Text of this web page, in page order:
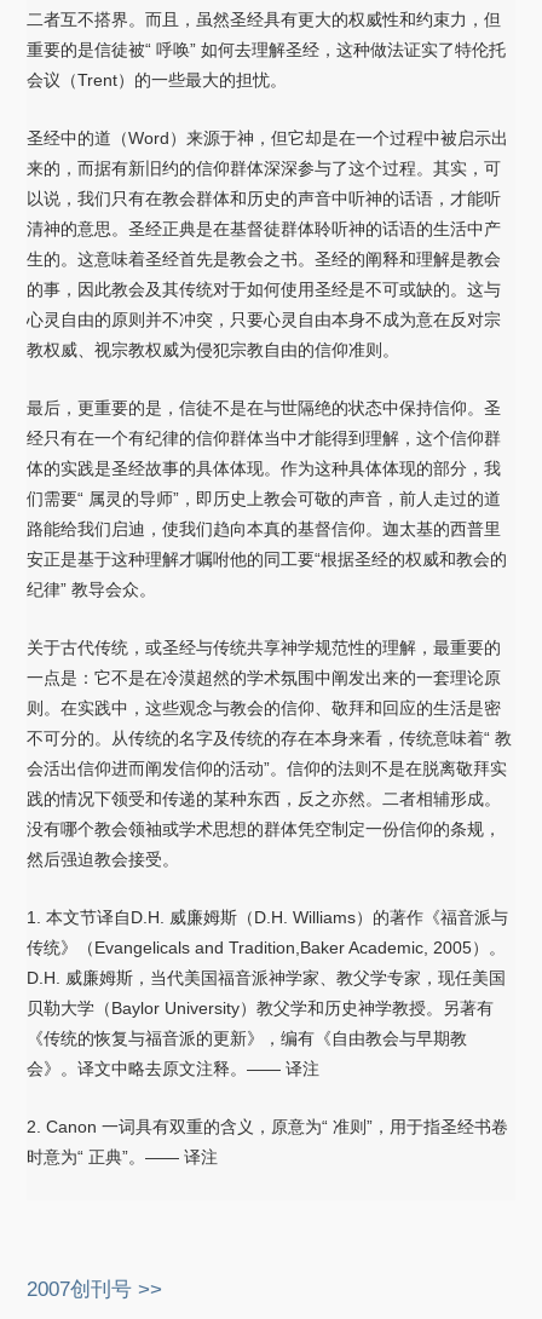
二者互不搭界。而且，虽然圣经具有更大的权威性和约束力，但
重要的是信徒被“ 呼唤” 如何去理解圣经，这种做法证实了特伦托
会议（Trent）的一些最大的担忧。
圣经中的道（Word）来源于神，但它却是在一个过程中被启示出
来的，而据有新旧约的信仰群体深深参与了这个过程。其实，可
以说，我们只有在教会群体和历史的声音中听神的话语，才能听
清神的意思。圣经正典是在基督徒群体聆听神的话语的生活中产
生的。这意味着圣经首先是教会之书。圣经的阐释和理解是教会
的事，因此教会及其传统对于如何使用圣经是不可或缺的。这与
心灵自由的原则并不冲突，只要心灵自由本身不成为意在反对宗
教权威、视宗教权威为侵犯宗教自由的信仰准则。
最后，更重要的是，信徒不是在与世隔绝的状态中保持信仰。圣
经只有在一个有纪律的信仰群体当中才能得到理解，这个信仰群
体的实践是圣经故事的具体体现。作为这种具体体现的部分，我
们需要“ 属灵的导师”，即历史上教会可敬的声音，前人走过的道
路能给我们启迪，使我们趋向本真的基督信仰。迦太基的西普里
安正是基于这种理解才嘱咐他的同工要“根据圣经的权威和教会的
纪律” 教导会众。
关于古代传统，或圣经与传统共享神学规范性的理解，最重要的
一点是：它不是在冷漠超然的学术氛围中阐发出来的一套理论原
则。在实践中，这些观念与教会的信仰、敬拜和回应的生活是密
不可分的。从传统的名字及传统的存在本身来看，传统意味着“ 教
会活出信仰进而阐发信仰的活动”。信仰的法则不是在脱离敬拜实
践的情况下领受和传递的某种东西，反之亦然。二者相辅形成。
没有哪个教会领袖或学术思想的群体凭空制定一份信仰的条规，
然后强迫教会接受。
1. 本文节译自D.H. 威廉姆斯（D.H. Williams）的著作《福音派与
传统》（Evangelicals and Tradition,Baker Academic, 2005）。
D.H. 威廉姆斯，当代美国福音派神学家、教父学专家，现任美国
贝勒大学（Baylor University）教父学和历史神学教授。另著有
《传统的恢复与福音派的更新》，编有《自由教会与早期教
会》。译文中略去原文注释。—— 译注
2. Canon 一词具有双重的含义，原意为“ 准则”，用于指圣经书卷
时意为“ 正典”。—— 译注
2007创刊号 >>